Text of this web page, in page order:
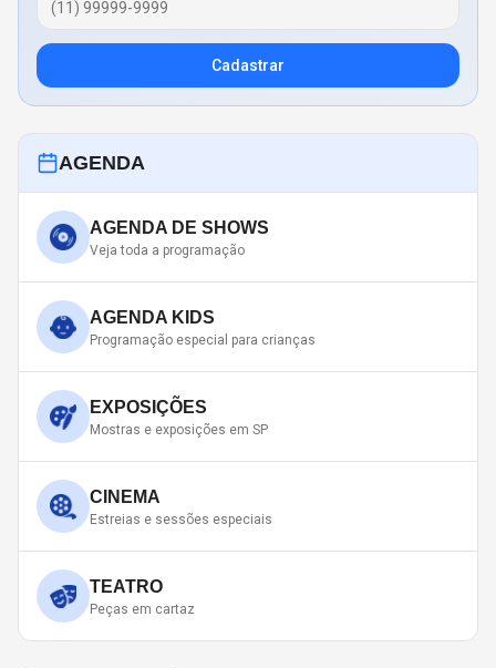
Cadastrar
AGENDA
AGENDA DE SHOWS
Veja toda a programação
AGENDA KIDS
Programação especial para crianças
EXPOSIÇÕES
Mostras e exposições em SP
CINEMA
Estreias e sessões especiais
TEATRO
Peças em cartaz